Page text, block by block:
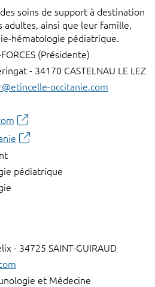
soins de support à destination
adultes, ainsi que leur famille,
hématologie pédiatrique.
(Présidente)
- 34170 CASTELNAU LE LEZ
occitanie.com
pédiatrique
- 34725 SAINT-GUIRAUD
et Médecine